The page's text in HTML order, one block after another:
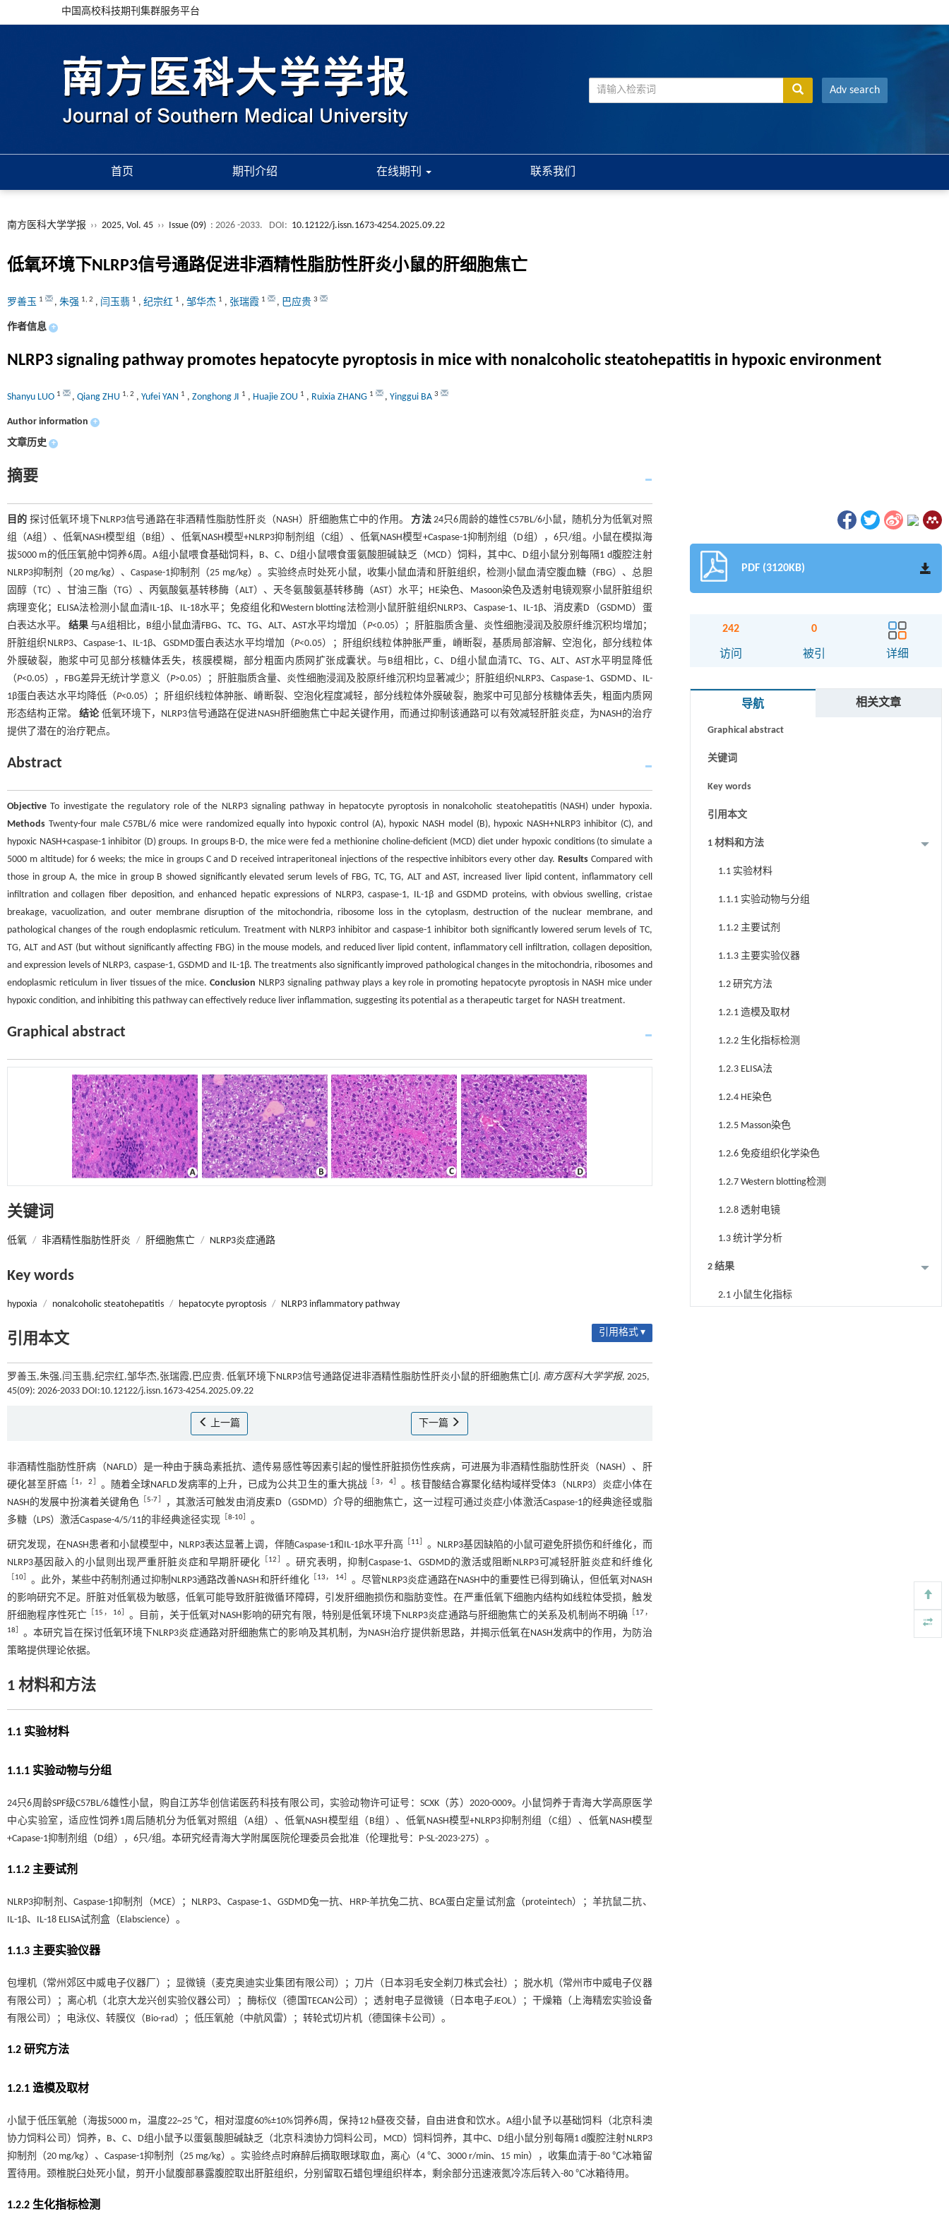
中国高校科技期刊集群服务平台
Adv search
首页 期刊介绍 在线期刊 联系我们
南方医科大学学报 ›› 2025, Vol. 45 ›› Issue (09) : 2026 -2033. DOI: 10.12122/j.issn.1673-4254.2025.09.22
低氧环境下NLRP3信号通路促进非酒精性脂肪性肝炎小鼠的肝细胞焦亡
罗善玉 1 , 朱强 1, 2 , 闫玉翡 1 , 纪宗红 1 , 邹华杰 1 , 张瑞霞 1 , 巴应贵 3
作者信息 +
NLRP3 signaling pathway promotes hepatocyte pyroptosis in mice with nonalcoholic steatohepatitis in hypoxic environment
Shanyu LUO 1 , Qiang ZHU 1, 2 , Yufei YAN 1 , Zonghong JI 1 , Huajie ZOU 1 , Ruixia ZHANG 1 , Yinggui BA 3
Author information +
文章历史 +
摘要
目的 探讨低氧环境下NLRP3信号通路在非酒精性脂肪性肝炎（NASH）肝细胞焦亡中的作用。方法24只6周龄的雄性C57BL/6小鼠，随机分为低氧对照
组（A组）、低氧NASH模型组（B组）、低氧NASH模型+NLRP3抑制剂组（C组）、低氧NASH模型+Caspase-1抑制剂组（D组），6只/组。小鼠在模拟海
拔5000 m的低压氧舱中饲养6周。A组小鼠喂食基础饲料，B、C、D组小鼠喂食蛋氨酸胆碱缺乏（MCD）饲料，其中C、D组小鼠分别每隔1 d腹腔注射
NLRP3抑制剂（20 mg/kg）、Caspase-1抑制剂（25 mg/kg）。实验终点时处死小鼠，收集小鼠血清和肝脏组织，检测小鼠血清空腹血糖（FBG）、总胆
固醇（TC）、甘油三酯（TG）、丙氨酸氨基转移酶（ALT）、天冬氨酸氨基转移酶（AST）水平；HE染色、Masoon染色及透射电镜观察小鼠肝脏组织
病理变化；ELISA法检测小鼠血清IL-1β、IL-18水平；免疫组化和Western blotting法检测小鼠肝脏组织NLRP3、Caspase-1、IL-1β、消皮素D（GSDMD）蛋
白表达水平。结果 与A组相比，B组小鼠血清FBG、TC、TG、ALT、AST水平均增加（P<0.05）；肝脏脂质含量、炎性细胞浸润及胶原纤维沉积均增加；
肝脏组织NLRP3、Caspase-1、IL-1β、GSDMD蛋白表达水平均增加（P<0.05）；肝组织线粒体肿胀严重，嵴断裂，基质局部溶解、空泡化，部分线粒体
外膜破裂，胞浆中可见部分核糖体丢失，核膜模糊，部分粗面内质网扩张成囊状。与B组相比，C、D组小鼠血清TC、TG、ALT、AST水平明显降低
（P<0.05），FBG差异无统计学意义（P>0.05）；肝脏脂质含量、炎性细胞浸润及胶原纤维沉积均显著减少；肝脏组织NLRP3、Caspase-1、GSDMD、IL-
1β蛋白表达水平均降低（P<0.05）；肝组织线粒体肿胀、嵴断裂、空泡化程度减轻，部分线粒体外膜破裂，胞浆中可见部分核糖体丢失，粗面内质网
形态结构正常。结论低氧环境下，NLRP3信号通路在促进NASH肝细胞焦亡中起关键作用，而通过抑制该通路可以有效减轻肝脏炎症，为NASH的治疗
提供了潜在的治疗靶点。
Abstract
Objective To investigate the regulatory role of the NLRP3 signaling pathway in hepatocyte pyroptosis in nonalcoholic steatohepatitis (NASH) under hypoxia.
Methods Twenty-four male C57BL/6 mice were randomized equally into hypoxic control (A), hypoxic NASH model (B), hypoxic NASH+NLRP3 inhibitor (C), and
hypoxic NASH+caspase-1 inhibitor (D) groups. In groups B-D, the mice were fed a methionine choline-deficient (MCD) diet under hypoxic conditions (to simulate a
5000 m altitude) for 6 weeks; the mice in groups C and D received intraperitoneal injections of the respective inhibitors every other day. ResultsCompared with
those in group A, the mice in group B showed significantly elevated serum levels of FBG, TC, TG, ALT and AST, increased liver lipid content, inflammatory cell
infiltration and collagen fiber deposition, and enhanced hepatic expressions of NLRP3, caspase-1, IL-1β and GSDMD proteins, with obvious swelling, cristae
breakage, vacuolization, and outer membrane disruption of the mitochondria, ribosome loss in the cytoplasm, destruction of the nuclear membrane, and
pathological changes of the rough endoplasmic reticulum. Treatment with NLRP3 inhibitor and caspase-1 inhibitor both significantly lowered serum levels of TC,
TG, ALT and AST (but without significantly affecting FBG) in the mouse models, and reduced liver lipid content, inflammatory cell infiltration, collagen deposition,
and expression levels of NLRP3, caspase-1, GSDMD and IL-1β. The treatments also significantly improved pathological changes in the mitochondria, ribosomes and
endoplasmic reticulum in liver tissues of the mice.Conclusion NLRP3 signaling pathway plays a key role in promoting hepatocyte pyroptosis in NASH mice under
hypoxic condition, and inhibiting this pathway can effectively reduce liver inflammation, suggesting its potential as a therapeutic target for NASH treatment.
Graphical abstract
关键词
低氧 / 非酒精性脂肪性肝炎 / 肝细胞焦亡 / NLRP3炎症通路
Key words
hypoxia / nonalcoholic steatohepatitis / hepatocyte pyroptosis / NLRP3 inflammatory pathway
引用本文 引用格式 ▾
罗善玉,朱强,闫玉翡,纪宗红,邹华杰,张瑞霞,巴应贵. 低氧环境下NLRP3信号通路促进非酒精性脂肪性肝炎小鼠的肝细胞焦亡[J]. 南方医科大学学报, 2025,
45(09): 2026-2033 DOI:10.12122/j.issn.1673-4254.2025.09.22
上一篇 下一篇
非酒精性脂肪性肝病（NAFLD）是一种由于胰岛素抵抗、遗传易感性等因素引起的慢性肝脏损伤性疾病，可进展为非酒精性脂肪性肝炎（NASH）、肝
硬化甚至肝癌［ 1，2 。随着全球NAFLD发病率的上升，已成为公共卫生的重大挑战 3， 4］ 。核苷酸结合寡聚化结构域样受体3（NLRP3）炎症小体在
NASH的发展中扮演着关键角色 ［5-7
，其激活可触发由消皮素D（GSDMD）介导的细胞焦亡，这一过程可通过炎症小体激活Caspase-1的经典途径或脂
多糖（LPS）激活Caspase-4/5/11的非经典途径实现
8-10 。
研究发现，在NASH患者和小鼠模型中，NLRP3表达显著上调，伴随Caspase-1和IL-1β水平升高 11
。NLRP3基因缺陷的小鼠可避免肝损伤和纤维化，而
NLRP3基因敲入的小鼠则出现严重肝脏炎症和早期肝硬化
12 。研究表明，抑制Caspase-1、GSDMD的激活或阻断NLRP3可减轻肝脏炎症和纤维化
10 。此外，某些中药制剂通过抑制NLRP3通路改善NASH和肝纤维化 13， 14］ 。尽管NLRP3炎症通路在NASH中的重要性已得到确认，但低氧对NASH
的影响研究不足。肝脏对低氧极为敏感，低氧可能导致肝脏微循环障碍，引发肝细胞损伤和脂肪变性。在严重低氧下细胞内结构如线粒体受损，触发
肝细胞程序性死亡
15 ， 16］ 。目前，关于低氧对NASH影响的研究有限，特别是低氧环境下NLRP3炎症通路与肝细胞焦亡的关系及机制尚不明确 17，
18
。本研究旨在探讨低氧环境下NLRP3炎症通路对肝细胞焦亡的影响及其机制，为NASH治疗提供新思路，并揭示低氧在NASH发病中的作用，为防治
策略提供理论依据。
1 材料和方法
1.1 实验材料
1.1.1 实验动物与分组
24只6周龄SPF级C57BL/6雄性小鼠，购自江苏华创信诺医药科技有限公司，实验动物许可证号：SCXK（苏）2020-0009。小鼠饲养于青海大学高原医学
中心实验室，适应性饲养1周后随机分为低氧对照组（A组）、低氧NASH模型组（B组）、低氧NASH模型+NLRP3抑制剂组（C组）、低氧NASH模型
+Capase-1抑制剂组（D组），6只/组。本研究经青海大学附属医院伦理委员会批准（伦理批号：P-SL-2023-275）。
1.1.2 主要试剂
NLRP3抑制剂、Caspase-1抑制剂（MCE）；NLRP3、Caspase-1、GSDMD兔一抗、HRP-羊抗兔二抗、BCA蛋白定量试剂盒（proteintech）；羊抗鼠二抗、
IL-1β、IL-18 ELISA试剂盒（Elabscience）。
1.1.3 主要实验仪器
包埋机（常州郊区中威电子仪器厂）；显微镜（麦克奥迪实业集团有限公司）；刀片（日本羽毛安全剃刀株式会社）；脱水机（常州市中威电子仪器
有限公司）；离心机（北京大龙兴创实验仪器公司）；酶标仪（德国TECAN公司）；透射电子显微镜（日本电子JEOL）；干燥箱（上海精宏实验设备
有限公司）；电泳仪、转膜仪（Bio-rad）；低压氧舱（中航风雷）；转轮式切片机（德国徕卡公司）。
1.2 研究方法
1.2.1 造模及取材
小鼠于低压氧舱（海拔5000 m，温度22~25 ℃，相对湿度60%±10%饲养6周，保持12 h昼夜交替，自由进食和饮水。A组小鼠予以基础饲料（北京科澳
协力饲料公司）饲养，B、C、D组小鼠予以蛋氨酸胆碱缺乏（北京科澳协力饲料公司，MCD）饲料饲养，其中C、D组小鼠分别每隔1 d腹腔注射NLRP3
抑制剂（20 mg/kg）、Caspase-1抑制剂（25 mg/kg）。实验终点时麻醉后摘取眼球取血，离心（4 ℃、3000 r/min、15 min），收集血清于-80 ℃冰箱留
置待用。颈椎脱臼处死小鼠，剪开小鼠腹部暴露腹腔取出肝脏组织，分别留取石蜡包埋组织样本，剩余部分迅速液氮冷冻后转入-80 ℃冰箱待用。
1.2.2 生化指标检测
PDF (3120KB)
242
访问
0
被引 详细
导航 相关文章
Abstract
Graphical abstract
关键词
Key words
引用本文
1 材料和方法
1.1 实验材料
1.1.1 实验动物与分组
1.1.2 主要试剂
1.1.3 主要实验仪器
1.2 研究方法
1.2.1 造模及取材
1.2.2 生化指标检测
1.2.3 ELISA法
1.2.4 HE染色
1.2.5 Masson染色
1.2.6 免疫组织化学染色
1.2.7 Western blotting检测
1.2.8 透射电镜
1.3 统计学分析
2 结果
2.1 小鼠生化指标